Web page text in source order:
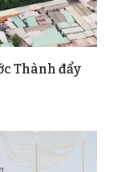
Thành đẩy